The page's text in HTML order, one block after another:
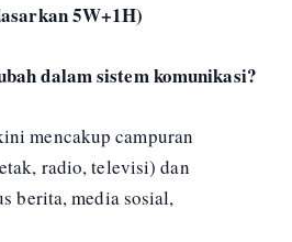
5W+1H)
dalam sistem komunikasi?
mencakup campuran
radio, televisi) dan
berita, media sosial,